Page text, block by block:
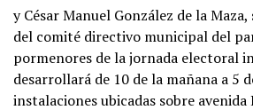
y César Manuel González de la
del comité directivo municipal del
pormenores de la jornada electoral
desarrollará de 10 de la mañana a 5
instalaciones ubicadas sobre avenida